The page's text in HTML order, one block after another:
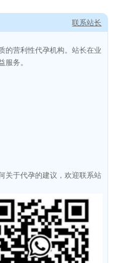
的营利性代孕机构。站长在业
务。
关于代孕的建议，欢迎联系站
联系站长